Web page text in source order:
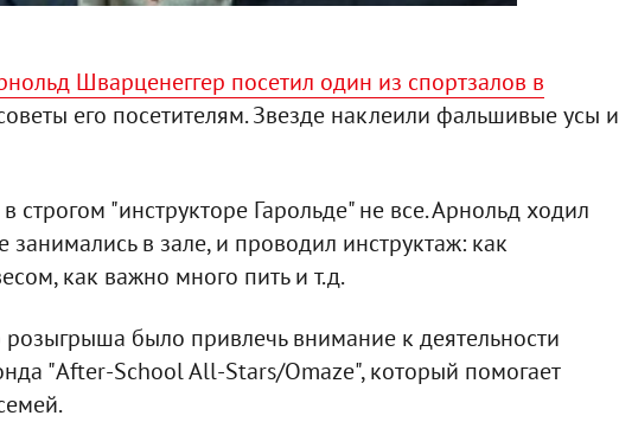
Шварценеггер посетил один из спортзалов в
его посетителям. Звезде наклеили фальшивые усы и
строгом "инструкторе Гарольде" не все. Арнольд ходил
в зале, и проводил инструктаж: как
как важно много пить и т.д.
розыгрыша было привлечь внимание к деятельности
"After-School All-Stars/Omaze", который помогает